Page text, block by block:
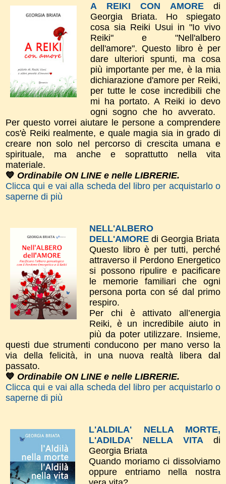
A REIKI CON AMOREdi
Georgia Briata. Ho spiegato
cosa sia Reiki Usui in "Io vivo
Reiki" e "Nell'albero
dell'amore".​Questo libro è per
dare ulteriori spunti, ma cosa
più importante per me, è la mia
dichiarazione d'amor​e per Reiki,
per tutte le cose incredibili che
mi ha portato. A Reiki io devo
ogni sogno che ho avverato.
Per questo vorrei aiutare le persone a comprendere
cos'è Reiki realmente, e quale magia sia in grado di
creare non solo nel percorso di crescita umana e
spirituale, ma anche e soprattutto nella vita
materiale.
💙 Ordinabile ON LINE e nelle LIBRERIE.
Clicca qui e vai alla scheda del libro per acquistarlo o
saperne di più
NELL'ALBERO
DELL'AMORE di Georgia Briata
Questo libro è per tutti, perché
attraverso il Perdono Energetico
si possono ripulire e pacificare
le memorie familiari che ogni
persona porta con sé dal primo
respiro.
Per chi è attivato all’energia
Reiki, è un incredibile aiuto in
più da poter utilizzare. Insieme,
questi due strumenti conducono per mano verso la
via della felicità, in una nuova realtà libera dal
passato.
💙 Ordinabile ON LINE e nelle LIBRERIE.
Clicca qui e vai alla scheda del libro per acquistarlo o
saperne di più
L'ALDILA' NELLA MORTE,
L'ADILDA' NELLA VITA di
Georgia Briata
Quando moriamo ci dissolviamo
oppure entriamo nella nostra